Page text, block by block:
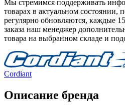
Мы стремимся поддерживать
товарах в актуальном состоянии,
регулярно обновляются, каждые
заказа наш менеджер
товара на выбранном складе и
Cordiant
Описание бренда